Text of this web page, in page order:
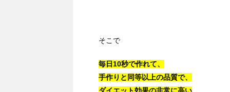
そこで
毎日10秒で作れて、
手作りと同等以上の品質で、
ダイエット効果の非常に高い